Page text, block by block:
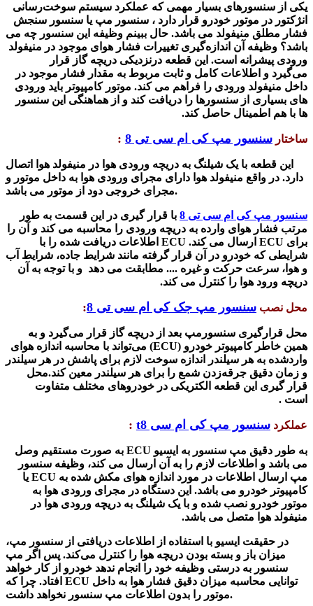
یکی از سنسورهای بسیار مهمی که عملکرد سیستم سوخت‌رسانی
انژکتور در موتور خودرو قرار دارد ، سنسور مپ یا سنسور سنجش
فشار مطلق منیفولد می باشد. حال ببینم وظیفه این سنسور چه می
باشد؟ وظیفه آن اندازه‌گیری تغییرات فشار هوای موجود در منیفولد
ورودی پیشرانه است. این قطعه درنزدیکی دریچه گاز قرار
می‌گیرد و اطلاعات کامل و ثابت مربوط به مقدار فشار موجود در
داخل منیفولد ورودی را فراهم می کند. موتور کامپیوتر باید ورودی
های بسیاری از سنسورها را دریافت کند و از هماهنگی این سنسور
ها با هم اطمینال حاصل کند.
ساختار سنسور مپ کی ام سی تی 8 :
این قطعه با یک شیلنگ به دریچه ورودی هوا در منیفولد هوا اتصال
دارد. در واقع منیفولد هوا دارای مجرای ورودی هوا به داخل موتور و
مجرای خروجی دود از موتور می باشد.
سنسور مپ کی ام سی تی 8
با قرار گیری در این قسمت به طور
مرتب فشار هوای وارده به دریچه ورودی را محاسبه می کند و آن را
برای
ارسال می کند. ECU
اطلاعات دریافت شده را با
شرایطی که خودرو در آن قرار گرفته مانند شرایط جاده، شرایط آب
و هوا، سرعت حرکت و غیره .... مطابقت می دهد و با توجه به آن
دریچه ورود هوا را کنترل می کند.
محل نصب سنسور مپ جک کی ام سی تی 8 :
محل قرار‌گیری سنسورمپ بعد از دریچه گاز قرار می‌گیرد و به
همین خاطر کامپیوتر خودرو (ECU)
می‌تواند با محاسبه اندازه هوای
واردشده به هر سیلندر اندازه سوخت لازم برای پاشش در هر سیلندر
و زمان دقیق جرقه‌زدن شمع را برای هر سیلندر معین کند.محل
قرار گیری این قطعه الکتریکی در خودرو‌های مختلف متفاوت
است .
عملکرد سنسور مپ کی ام سی t8 :
به طور دقیق مپ سنسور به ایسیو
وصل
می باشد و اطلاعات لازم را به آن ارسال می کند، وظیفه سنسور
مپ ارسال اطلاعات در مورد اندازه هوای مکش شده به
یا
کامپیوتر خودرو می باشد. این دستگاه در مجرای ورودی هوا به
موتور خودرو نصب شده و با یک شیلنگ به دریچه ورودی هوا در
منیفولد هوا متصل می باشد.
در حقیقت ایسیو با استفاده از اطلاعات دریافتی از سنسور مپ،
میزان باز و بسته بودن دریچه هوا را کنترل می‌کند. پس اگر مپ
سنسور به درستی وظیفه خود را انجام ندهد خودرو از کار خواهد
افتاد. چرا که ECU توانایی محاسبه میزان دقیق فشار هوا به داخل
موتور را بدون اطلاعات مپ سنسور نخواهد داشت.